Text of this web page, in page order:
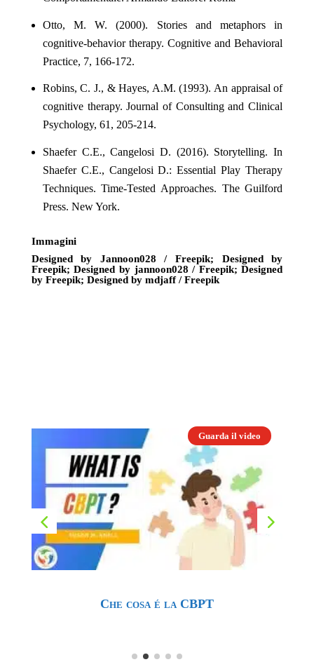
Otto, M. W. (2000). Stories and metaphors in
cognitive-behavior therapy. Cognitive and Behavioral
Practice, 7, 166-172.
Robins, C. J., & Hayes, A.M. (1993). An appraisal of
cognitive therapy. Journal of Consulting and Clinical
Psychology, 61, 205-214.
Shaefer C.E., Cangelosi D. (2016). Storytelling. In
Shaefer C.E., Cangelosi D.: Essential Play Therapy
Techniques. Time-Tested Approaches. The Guilford
Press. New York.
Immagini
Designed by Jannoon028 / Freepik; Designed by
Freepik;Designed by jannoon028 / Freepik;Designed
by Freepik; Designed by mdjaff / Freepik
Guarda il video
Come e quando usare la CBPT